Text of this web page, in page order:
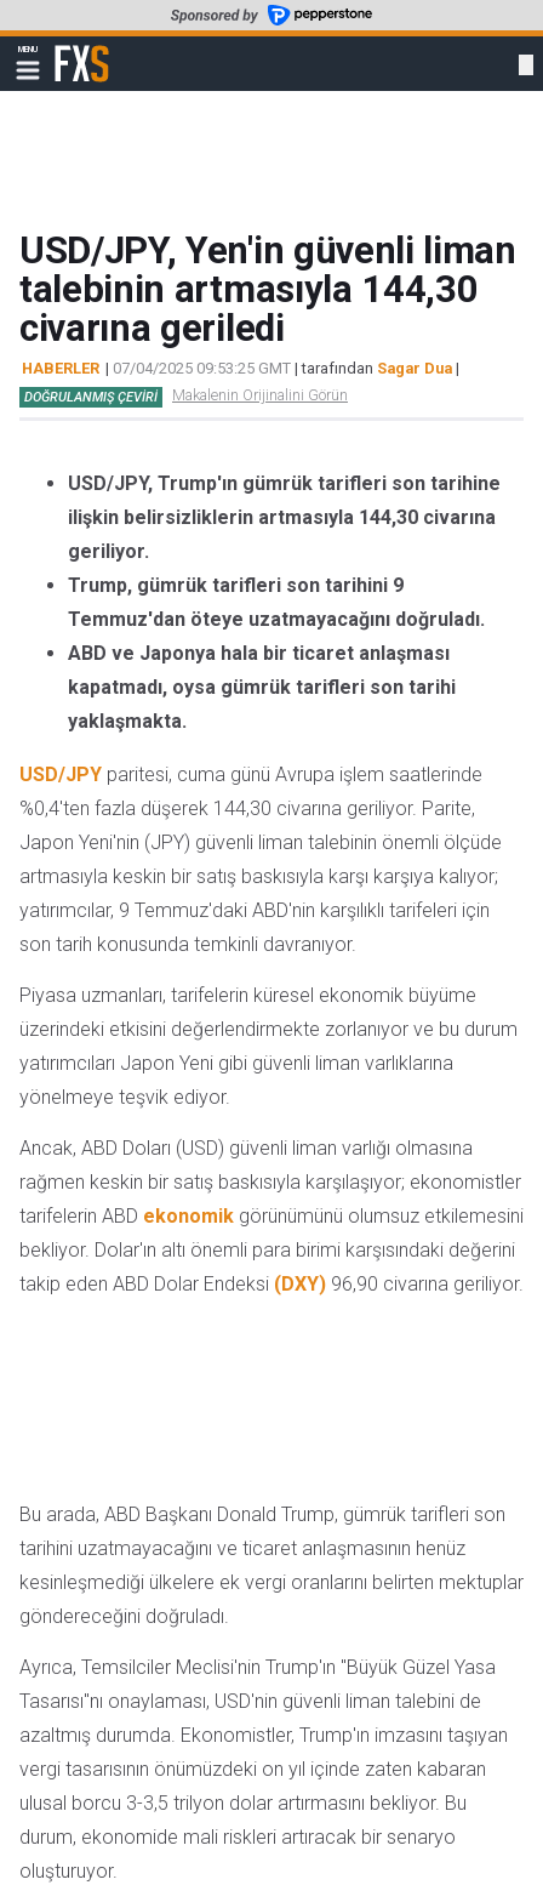
to
main
content
MENU
Show
navigation
FXStreet
USD/JPY, Yen'in güvenli liman
talebinin artmasıyla 144,30
civarına geriledi
HABERLER | 07/04/2025 09:53:25 GMT | tarafından Sagar Dua |
DOĞRULANMIŞ ÇEVIRI Makalenin Orijinalini Görün
USD/JPY, Trump'ın gümrük tarifleri son tarihine
ilişkin belirsizliklerin artmasıyla 144,30 civarına
geriliyor.
Trump, gümrük tarifleri son tarihini 9
Temmuz'dan öteye uzatmayacağını doğruladı.
ABD ve Japonya hala bir ticaret anlaşması
kapatmadı, oysa gümrük tarifleri son tarihi
yaklaşmakta.
USD/JPY paritesi, cuma günü Avrupa işlem saatlerinde
%0,4'ten fazla düşerek 144,30 civarına geriliyor. Parite,
Japon Yeni'nin (JPY) güvenli liman talebinin önemli ölçüde
artmasıyla keskin bir satış baskısıyla karşı karşıya kalıyor;
yatırımcılar, 9 Temmuz'daki ABD'nin karşılıklı tarifeleri için
son tarih konusunda temkinli davranıyor.
Piyasa uzmanları, tarifelerin küresel ekonomik büyüme
üzerindeki etkisini değerlendirmekte zorlanıyor ve bu durum
yatırımcıları Japon Yeni gibi güvenli liman varlıklarına
yönelmeye teşvik ediyor.
Ancak, ABD Doları (USD) güvenli liman varlığı olmasına
rağmen keskin bir satış baskısıyla karşılaşıyor; ekonomistler
tarifelerin ABD ekonomik görünümünü olumsuz etkilemesini
bekliyor. Dolar'ın altı önemli para birimi karşısındaki değerini
takip eden ABD Dolar Endeksi (DXY) 96,90 civarına geriliyor.
Bu arada, ABD Başkanı Donald Trump, gümrük tarifleri son
tarihini uzatmayacağını ve ticaret anlaşmasının henüz
kesinleşmediği ülkelere ek vergi oranlarını belirten mektuplar
göndereceğini doğruladı.
Ayrıca, Temsilciler Meclisi'nin Trump'ın "Büyük Güzel Yasa
Tasarısı"nı onaylaması, USD'nin güvenli liman talebini de
azaltmış durumda. Ekonomistler, Trump'ın imzasını taşıyan
vergi tasarısının önümüzdeki on yıl içinde zaten kabaran
ulusal borcu 3-3,5 trilyon dolar artırmasını bekliyor. Bu
durum, ekonomide mali riskleri artıracak bir senaryo
oluşturuyor.